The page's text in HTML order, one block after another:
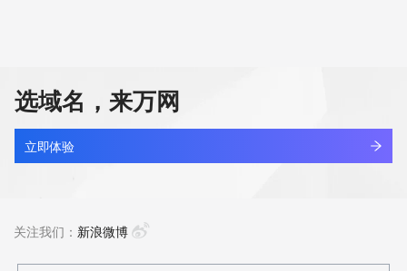
选域名，来万网
立即体验
关注我们： 新浪微博